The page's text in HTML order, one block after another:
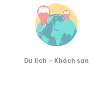
Du lịch - Khách sạn